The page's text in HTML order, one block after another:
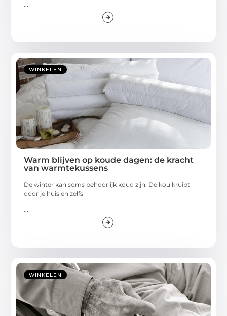
WINKELEN
Warm blijven op koude dagen: de kracht
van warmtekussens
De winter kan soms behoorlijk koud zijn. De kou kruipt
door je huis en zelfs
...
WINKELEN